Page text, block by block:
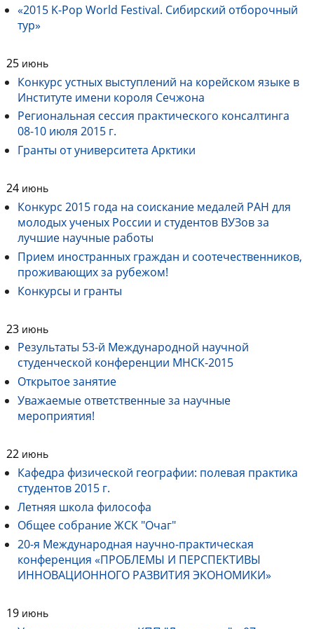
«2015 K-Pop World Festival. Сибирский отборочный
тур»
25 июнь
Конкурс устных выступлений на корейском языке в
Институте имени короля Сечжона
Региональная сессия практического консалтинга
08-10 июля 2015 г.
Гранты от университета Арктики
24 июнь
Конкурс 2015 года на соискание медалей РАН для
молодых ученых России и студентов ВУЗов за
лучшие научные работы
Прием иностранных граждан и соотечественников,
проживающих за рубежом!
Конкурсы и гранты
23 июнь
Результаты 53-й Международной научной
студенческой конференции МНСК-2015
Открытое занятие
Уважаемые ответственные за научные
мероприятия!
22 июнь
Кафедра физической географии: полевая практика
студентов 2015 г.
Летняя школа философа
Общее собрание ЖСК "Очаг"
20-я Международная научно-практическая
конференция «ПРОБЛЕМЫ И ПЕРСПЕКТИВЫ
ИННОВАЦИОННОГО РАЗВИТИЯ ЭКОНОМИКИ»
19 июнь